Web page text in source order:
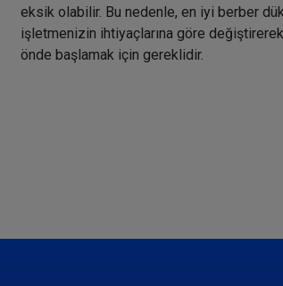
eksik olabilir. Bu nedenle, en iyi berber
işletmenizin ihtiyaçlarına göre
önde başlamak için gereklidir.